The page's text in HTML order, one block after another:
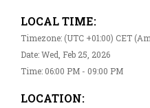
LOCAL TIME:
Timezone: (UTC +01:00) CET
Date: Wed, Feb 25, 2026
Time: 06:00 PM - 09:00 PM
LOCATION: